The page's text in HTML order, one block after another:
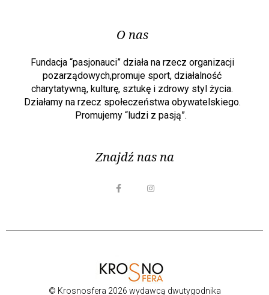
O nas
Fundacja “pasjonauci” działa na rzecz organizacji
pozarządowych,promuje sport, działalność
charytatywną, kulturę, sztukę i zdrowy styl życia.
Działamy na rzecz społeczeństwa obywatelskiego.
Promujemy “ludzi z pasją”.
Znajdź nas na
© Krosnosfera 2026 wydawcą dwutygodnika